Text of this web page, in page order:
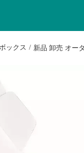
ックス / 新品 卸売 オー